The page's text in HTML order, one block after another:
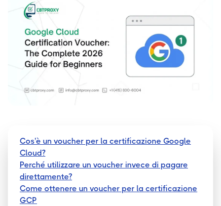
Cos'è un voucher per la certificazione Google
Cloud?
Perché utilizzare un voucher invece di pagare
direttamente?
Come ottenere un voucher per la certificazione
GCP